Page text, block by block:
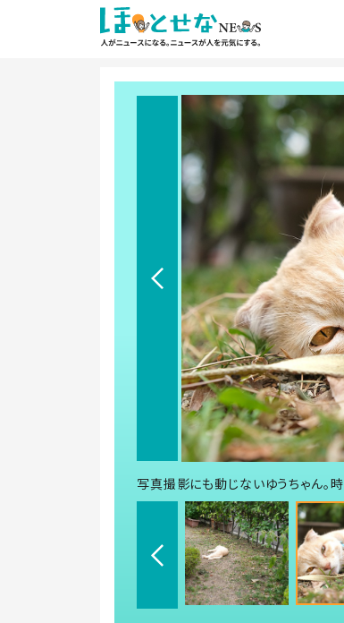
写真撮影にも動じないゆうちゃん。